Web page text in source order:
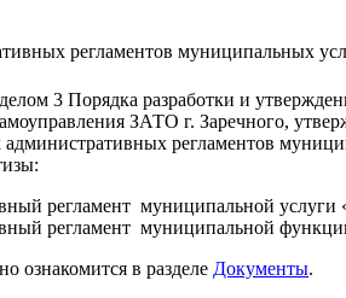
регламентов муниципальных
3 Порядка разработки и
ЗАТО г. Заречного,
регламентов
регламент муниципальной услуги
регламент муниципальной
ознакомится в разделе Документы.